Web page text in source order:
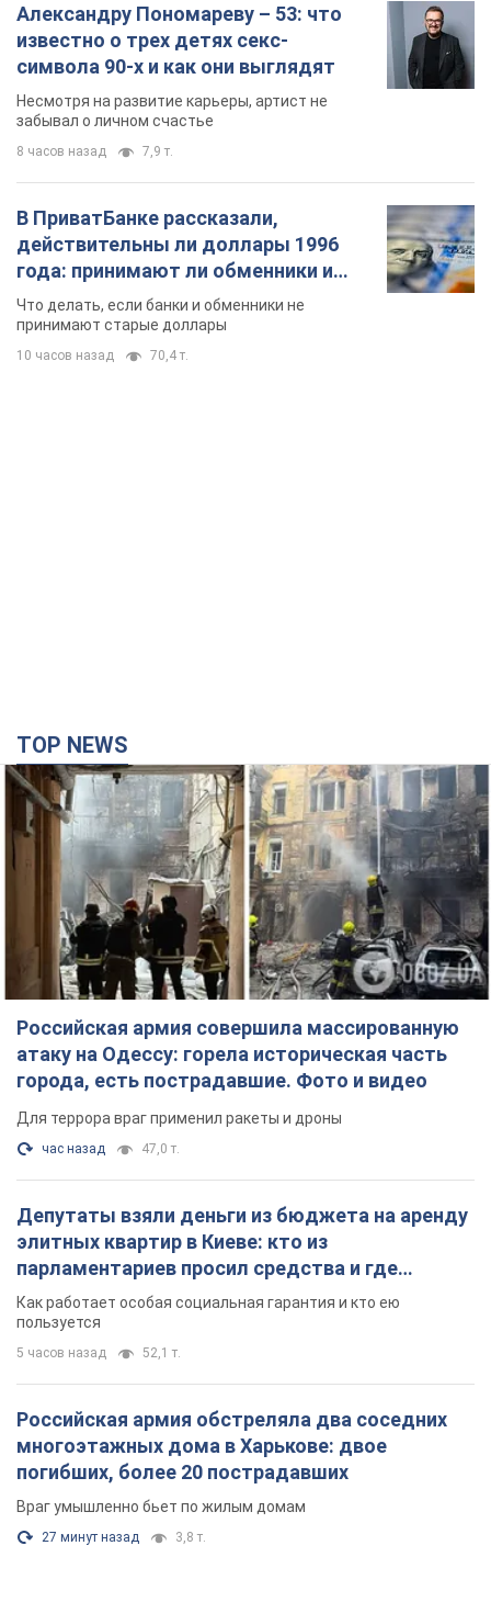
Александру Пономареву – 53: что
известно о трех детях секс-
символа 90-х и как они выглядят
Несмотря на развитие карьеры, артист не
забывал о личном счастье
8 часов назад 7,9 т.
В ПриватБанке рассказали,
действительны ли доллары 1996
года: принимают ли обменники и
банки такие купюры
Что делать, если банки и обменники не
принимают старые доллары
10 часов назад 70,4 т.
TOP NEWS
Российская армия совершила массированную
атаку на Одессу: горела историческая часть
города, есть пострадавшие. Фото и видео
Для террора враг применил ракеты и дроны
час назад 47,0 т.
Депутаты взяли деньги из бюджета на аренду
элитных квартир в Киеве: кто из
парламентариев просил средства и где
поселился
Как работает особая социальная гарантия и кто ею
пользуется
5 часов назад 52,1 т.
Российская армия обстреляла два соседних
многоэтажных дома в Харькове: двое
погибших, более 20 пострадавших
Враг умышленно бьет по жилым домам
27 минут назад 3,8 т.